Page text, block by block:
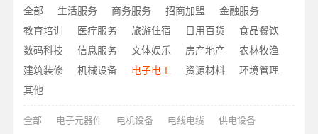
全部 生活服务 商务服务 招商加盟
金融服务
教育培训
医疗服务 旅游住宿 日用百货
食品餐饮
数码科技
信息服务 文体娱乐 房产地产
农林牧渔
建筑装修
机械设备 电子电工 资源材料
环境管理
其他
全部 电子元器件 电机设备 电线电缆
供电设备